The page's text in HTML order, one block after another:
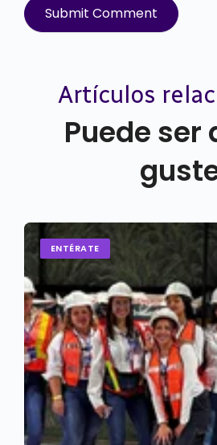
Artículos
Puede ser
ENTÉRATE